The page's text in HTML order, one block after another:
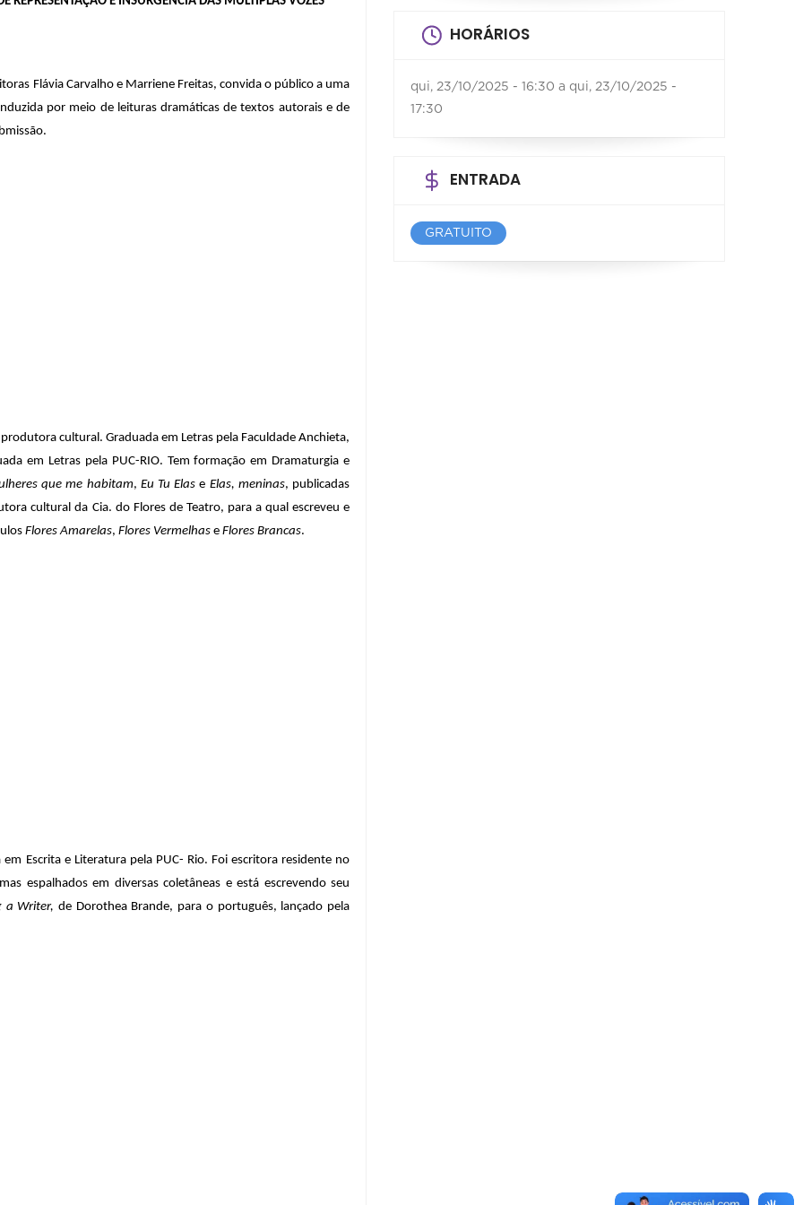
Flávia Carvalho e Marriene Freitas, convida o público a uma
por meio de leituras dramáticas de textos autorais e de
cultural. Graduada em Letras pela Faculdade Anchieta,
em Letras pela PUC-RIO. Tem formação em Dramaturgia e
que me habitam, Eu Tu Elas e Elas, meninas, publicadas
cultural da Cia. do Flores de Teatro, para a qual escreveu e
Flores Amarelas, Flores Vermelhas e Flores Brancas.
Escrita e Literatura pela PUC- Rio. Foi escritora residente no
espalhados em diversas coletâneas e está escrevendo seu
a Writer, de Dorothea Brande, para o português, lançado pela
HORÁRIOS
qui, 23/10/2025 - 16:30 a qui, 23/10/2025 -
17:30
ENTRADA
GRATUITO